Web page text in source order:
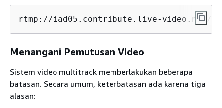
rtmp://iad05.contribute.live-video.net/app/
Menangani Pemutusan Video
Sistem video multitrack memberlakukan beberapa
batasan. Secara umum, keterbatasan ada karena tiga
alasan: